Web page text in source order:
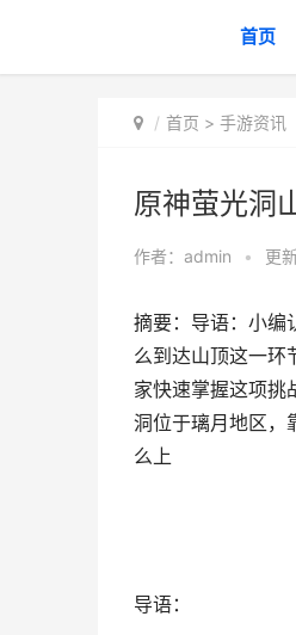
首页
首页 > 手游资讯
原神萤光洞
作者： admin • 更
摘要：导语：小编
么到达山顶这一环
家快速掌握这项挑
洞位于璃月地区，
么上
导语：